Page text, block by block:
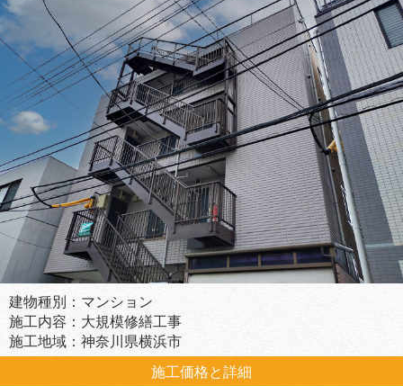
建物種別：マンション
施工内容：大規模修繕工事
施工地域：神奈川県横浜市
施工価格と詳細